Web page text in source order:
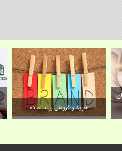
خرید و فروش برند آماده